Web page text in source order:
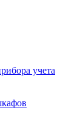
учета